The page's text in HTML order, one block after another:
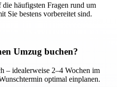
häufigsten Fragen rund um
Sie bestens vorbereitet sind.
Umzug buchen?
– idealerweise 2–4 Wochen im
optimal einplanen.